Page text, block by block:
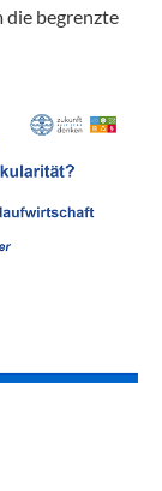
begrenzte